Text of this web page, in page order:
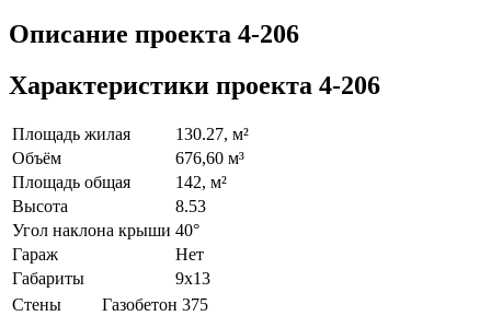
Описание проекта 4-206
Характеристики проекта 4-206
Площадь жилая
130.27, м²
Объём
676,60 м³
Площадь общая
142, м²
Высота
8.53
Угол наклона крыши 40°
Гараж
Нет
Габариты
9х13
Стены
Газобетон 375